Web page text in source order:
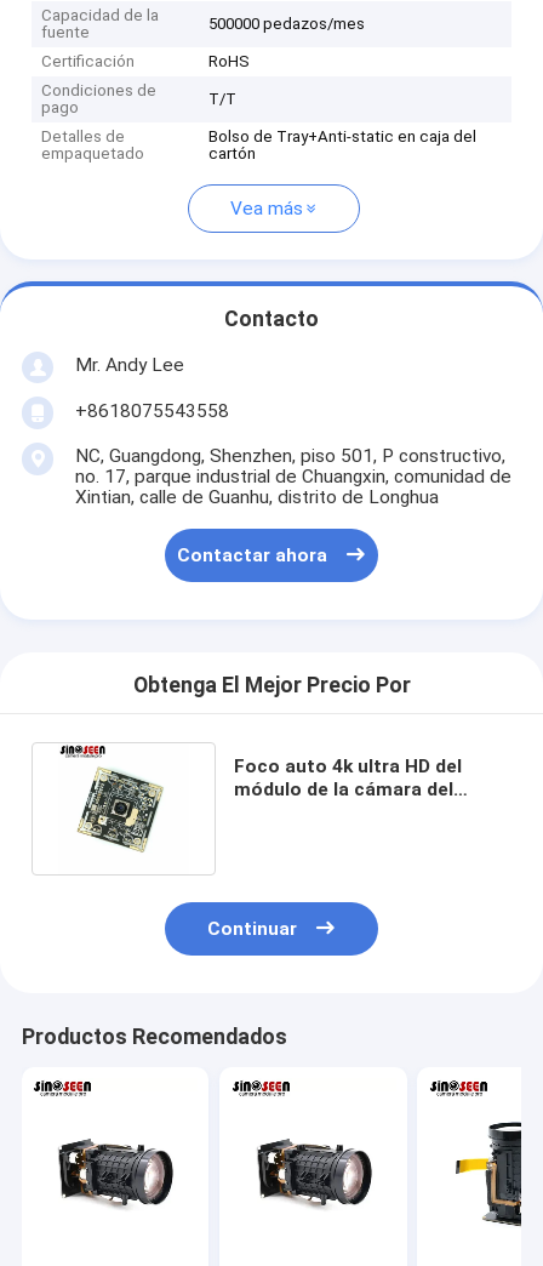
Capacidad de la
fuente
500000 pedazos/mes
Certificación
RoHS
Condiciones de
pago
T/T
Detalles de
empaquetado
Bolso de Tray+Anti-static en caja del
cartón
Vea más
Contacto
Mr. Andy Lee
+8618075543558
NC, Guangdong, Shenzhen, piso 501, P constructivo,
no. 17, parque industrial de Chuangxin, comunidad de
Xintian, calle de Guanhu, distrito de Longhua
Contactar ahora
Obtenga El Mejor Precio Por
Foco auto 4k ultra HD del
módulo de la cámara del
Continuar
Productos Recomendados